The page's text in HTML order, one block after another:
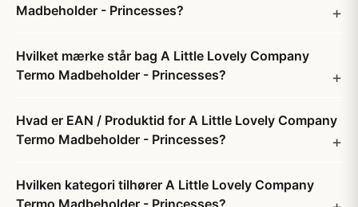
Madbeholder - Princesses?
Hvilket mærke står bag A Little Lovely Company
Termo Madbeholder - Princesses?
Hvad er EAN / Produktid for A Little Lovely Company
Termo Madbeholder - Princesses?
Hvilken kategori tilhører A Little Lovely Company
Termo Madbeholder - Princesses?